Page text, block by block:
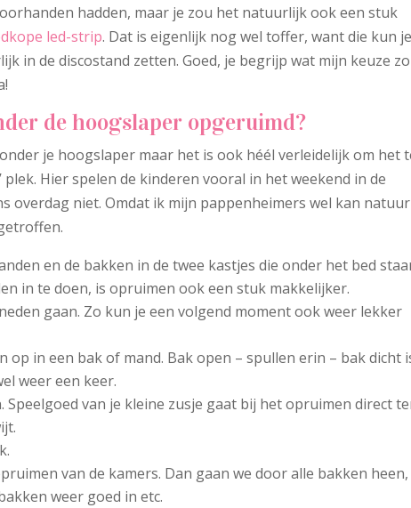
hadden, maar je zou het natuurlijk ook een stuk
led-strip. Dat is eigenlijk nog wel toffer, want die kun
in de discostand zetten. Goed, je begrijp wat mijn keuze
de hoogslaper opgeruimd?
je hoogslaper maar het is ook héél verleidelijk om het
Hier spelen de kinderen vooral in het weekend in de
overdag niet. Omdat ik mijn pappenheimers wel kan
en de bakken in de twee kastjes die onder het bed
in te doen, is opruimen ook een stuk makkelijker.
gaan. Zo kun je een volgend moment ook weer lekker
op in een bak of mand. Bak open – spullen erin – bak dicht
weer een keer.
Speelgoed van je kleine zusje gaat bij het opruimen direct
van de kamers. Dan gaan we door alle bakken heen,
weer goed in etc.